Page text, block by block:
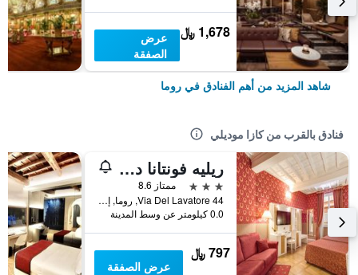
1,678 ﷼
عرض
الصفقة
شاهد المزيد من أهم الفنادق في روما
فنادق بالقرب من كازا موديلي
ريليه فونتانا دي تريفي
3 نجوم
ممتاز 8.6
Via Del Lavatore 44, روما, إيطاليا
0.0 كيلومتر عن وسط المدينة
797 ﷼
عرض الصفقة